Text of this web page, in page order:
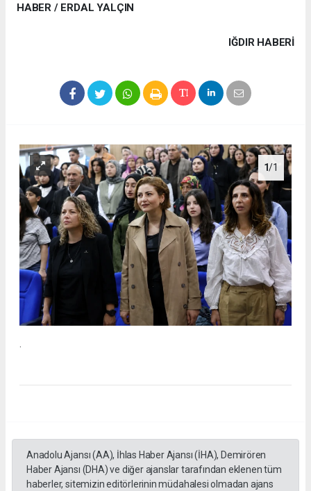
HABER / ERDAL YALÇIN
IĞDIR HABERİ
1/1
.
Anadolu Ajansı (AA), İhlas Haber Ajansı (İHA), Demirören
Haber Ajansı (DHA) ve diğer ajanslar tarafından eklenen tüm
haberler, sitemizin editörlerinin müdahalesi olmadan ajans